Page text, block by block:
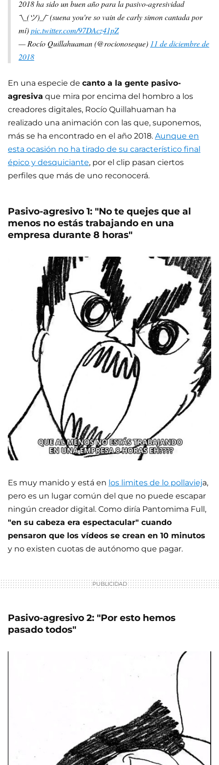
2018 ha sido un buen año para la pasivo-agresividad
¯\_(ツ)_/¯ (suena you're so vain de carly simon cantada por
mí)pic.twitter.com/97DAcz41pZ
— Rocío Quillahuaman (@rocionoseque) 11 de diciembre de
2018
En una especie de canto a la gente pasivo-
agresiva que mira por encima del hombro a los
creadores digitales, Rocío Quillahuaman ha
realizado una animación con las que, suponemos,
más se ha encontrado en el año 2018. Aunque en
esta ocasión no ha tirado de su característico final
épico y desquiciante, por el clip pasan ciertos
perfiles que más de uno reconocerá.
Pasivo-agresivo 1: "No te quejes que al
menos no estás trabajando en una
empresa durante 8 horas"
Es muy manido y está en los limites de lo pollavieja,
pero es un lugar común del que no puede escapar
ningún creador digital. Como diría Pantomima Full,
"en su cabeza era espectacular" cuando
pensaron que los vídeos se crean en 10 minutos
y no existen cuotas de autónomo que pagar.
Pasivo-agresivo 2: "Por esto hemos
pasado todos"